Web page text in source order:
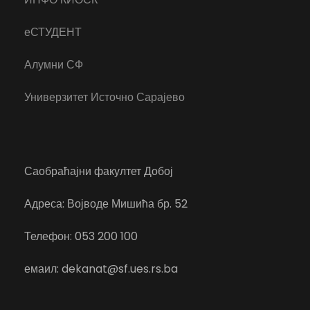
еСТУДЕНТ
Алумни СФ
Универзитет Источно Сарајево
Саобраћајни факултет Добој
Адреса: Војводе Мишића бр. 52
Телефон: 053 200 100
емаил: dekanat@sf.ues.rs.ba